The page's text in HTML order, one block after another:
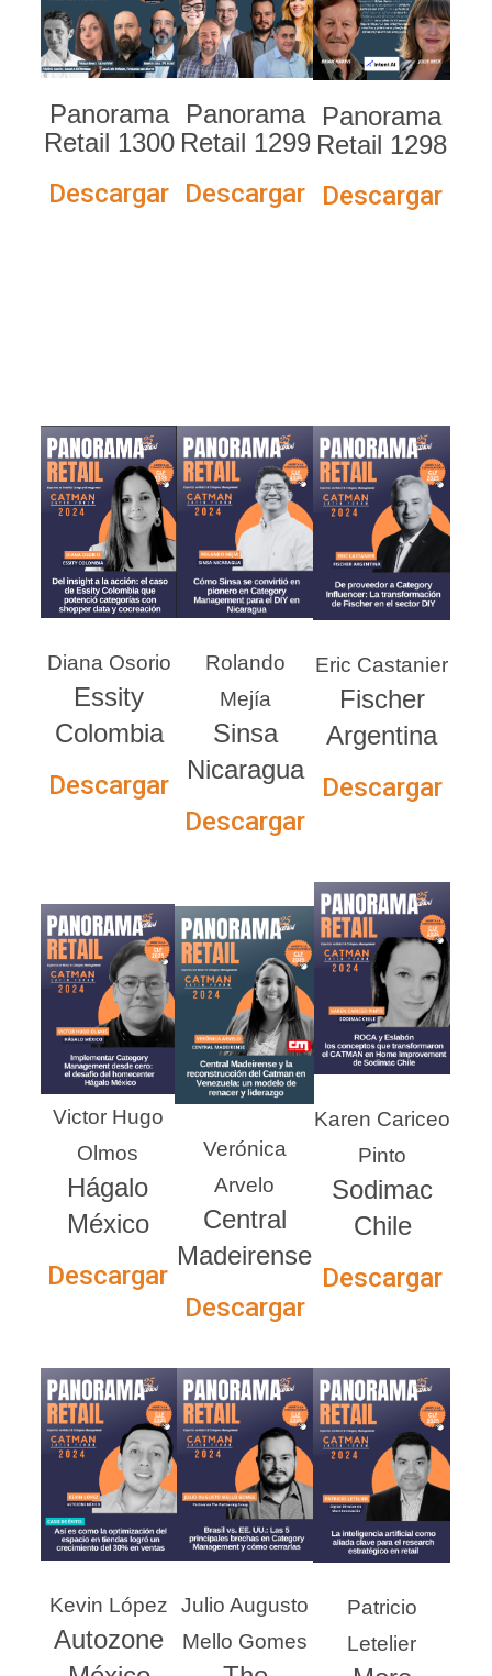
Panorama
Retail 1300
Descargar
Panorama
Retail 1299
Descargar
Panorama
Retail 1298
Descargar
Diana Osorio
Essity
Colombia
Descargar
Rolando
Mejía
Sinsa
Nicaragua
Descargar
Eric Castanier
Fischer
Argentina
Descargar
Victor Hugo
Olmos
Hágalo
México
Descargar
Verónica
Arvelo
Central
Madeirense
Descargar
Karen Cariceo
Pinto
Sodimac
Chile
Descargar
Kevin López
Autozone
Julio Augusto
Mello Gomes
Patricio
Letelier